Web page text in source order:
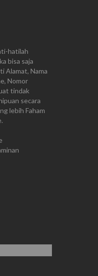
hatilah
bisa saja
Alamat, Nama
Nomor
tindak
secara
lebih Faham